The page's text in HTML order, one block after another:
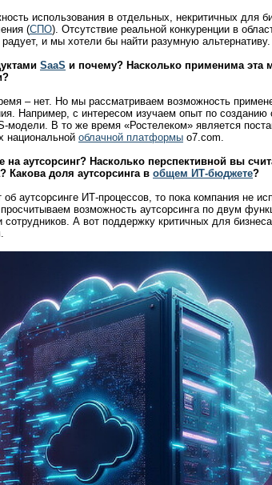
использования в отдельных, некритичных для
(СПО). Отсутствие реальной конкуренции в
и мы хотели бы найти разумную альтернативу.
SaaS и почему? Насколько применима эта
– нет. Но мы рассматриваем возможность
Например, с интересом изучаем опыт по созданию
модели. В то же время «Ростелеком» является
национальной облачной платформы o7.com.
на аутсорсинг? Насколько перспективной вы
Какова доля аутсорсинга в общем ИТ-бюджете?
аутсорсинге ИТ-процессов, то пока компания не
возможность аутсорсинга по двум
А вот поддержку критичных для